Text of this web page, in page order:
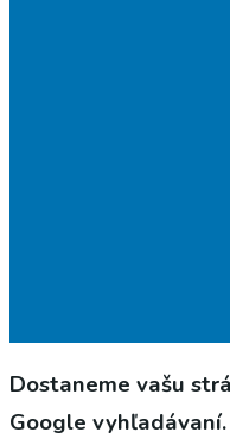
Dostaneme vašu
Google vyhľadávaní.